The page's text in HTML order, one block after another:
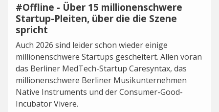
#Offline - Über 15 millionenschwere
Startup-Pleiten, über die die Szene
spricht
Auch 2026 sind leider schon wieder einige
millionenschwere Startups gescheitert. Allen voran
das Berliner MedTech-Startup Caresyntax, das
millionenschwere Berliner Musikunternehmen
Native Instruments und der Consumer-Good-
Incubator Vivere.